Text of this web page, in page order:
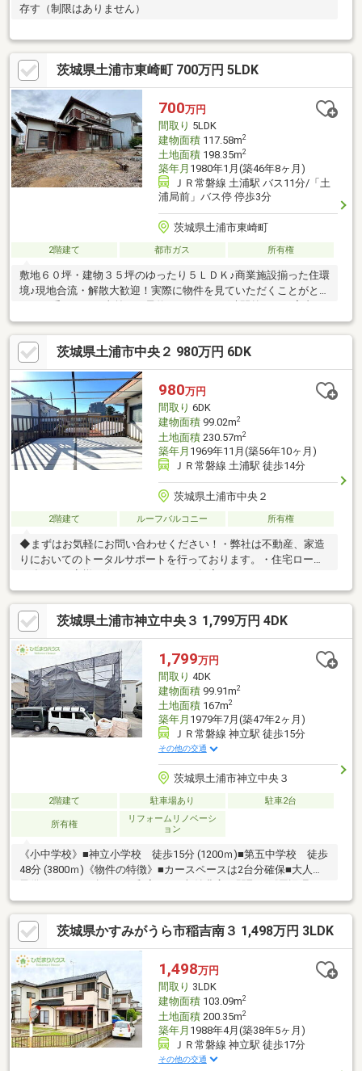
存す（制限はありません）
茨城県土浦市東崎町 700万円 5LDK
700万円
間取り 5LDK
建物面積117.58m2
土地面積198.35m2
築年月 1980年1月(築46年8ヶ月)
ＪＲ常磐線 土浦駅 バス11分/「土
浦局前」バス停 停歩3分
茨城県土浦市東崎町
2階建て 都市ガス 所有権
敷地６０坪・建物３５坪のゆったり５ＬＤＫ♪商業施設揃った住環
境♪現地合流・解散大歓迎！実際に物件を見ていただくことがとに
可能です♪「住宅ローンが不安…」と言うお客様へ！自社グループ
で住宅ローンを取り扱っている弊社だからこそ出来るご提案がご
ざいます！貸金業務取扱主任者の資格保有者も居ますので、不動
産会社選びで迷っている方はぜひ一度ご相談ください♪
茨城県土浦市中央２ 980万円 6DK
980万円
間取り 6DK
建物面積99.02m2
土地面積230.57m2
築年月 1969年11月(築56年10ヶ月)
ＪＲ常磐線 土浦駅 徒歩14分
茨城県土浦市中央２
2階建て ルーフバルコニー 所有権
◆まずはお気軽にお問い合わせください！・弊社は不動産、家造
りにおいてのトータルサポートを行っております。・住宅ローン
す。・スタッフ一同、誠心誠意ご対応させていただきます！◆経
験知識が豊富なスタッフが在籍！迅速な対応を心掛けておりま
す。・お問合せを受けてから即日ご対応をさせていただきま
す。・その他物件情報も多数ございます！お気軽にお問い合わせ
ください。
茨城県土浦市神立中央３ 1,799万円 4DK
1,799万円
間取り 4DK
建物面積99.91m2
土地面積167m2
築年月 1979年7月(築47年2ヶ月)
ＪＲ常磐線 神立駅 徒歩15分
その他の交通
茨城県土浦市神立中央３
2階建て 駐車場あり 駐車2台
所有権
リフォームリノベーシ
ョン
《小中学校》■神立小学校 徒歩15分 (1200ｍ)■第五中学校 徒歩
48分 (3800ｍ)《物件の特徴》■カースペースは2台分確保■大人も
境》■ドラッグストアコスモスまで徒歩2分■ファミリーマートま
で徒歩2分■神立公園まで徒歩16分《ひだまりハウスのお家探し》
（1）当社提携銀行ご紹介・変動金利0.59％～（最低金利基準）、
団体信用生命保険（全疾病と5つの重大疾病保証付）（2）自己資
金0円、勤続1年未満、産休・育休中、確定申告等の住宅購入サポ
ート（3）諸費用ローン・おまとめローンのご紹介
茨城県かすみがうら市稲吉南３ 1,498万円 3LDK
1,498万円
間取り 3LDK
建物面積103.09m2
土地面積200.35m2
築年月 1988年4月(築38年5ヶ月)
ＪＲ常磐線 神立駅 徒歩17分
その他の交通